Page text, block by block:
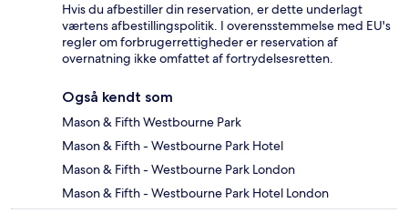
Hvis du afbestiller din reservation, er dette underlagt
værtens afbestillingspolitik. I overensstemmelse med EU's
regler om forbrugerrettigheder er reservation af
overnatning ikke omfattet af fortrydelsesretten.
Også kendt som
Mason & Fifth Westbourne Park
Mason & Fifth - Westbourne Park Hotel
Mason & Fifth - Westbourne Park London
Mason & Fifth - Westbourne Park Hotel London